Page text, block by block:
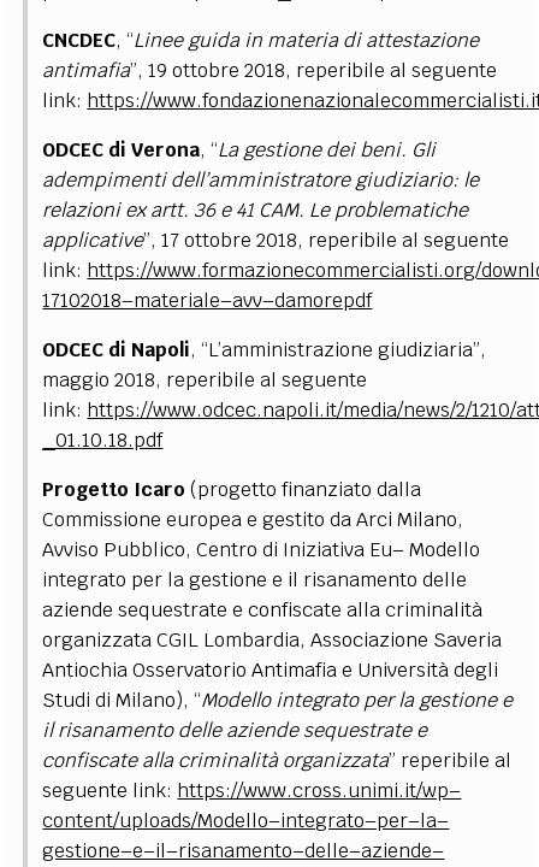
CNCDEC, “Linee guida in materia di attestazione
antimafia”, 19 ottobre 2018, reperibile al seguente
link: https://
ODCEC di Verona, “La gestione dei beni. Gli
adempimenti dell’amministratore giudiziario: le
relazioni ex artt. 36 e 41 CAM. Le problematiche
applicative”, 17 ottobre 2018, reperibile al seguente
link: https://www.formazionecommercialisti.org/
17102018–materiale–avv–damorepdf
ODCEC di Napoli, “L’amministrazione giudiziaria”,
maggio 2018, reperibile al seguente
link: https://www.odcec.napoli.it/media/news/2/1210/
_01.10.18.pdf
Progetto Icaro (progetto finanziato dalla
Commissione europea e gestito da Arci Milano,
Avviso Pubblico, Centro di Iniziativa Eu– Modello
integrato per la gestione e il risanamento delle
aziende sequestrate e confiscate alla criminalità
organizzata CGIL Lombardia, Associazione Saveria
Antiochia Osservatorio Antimafia e Università degli
Studi di Milano), “Modello integrato per la gestione e
il risanamento delle aziende sequestrate e
confiscate alla criminalità organizzata” reperibile al
seguente link: https://www.cross.unimi.it/wp–
content/uploads/Modello–integrato–per–la–
gestione–e–il–risanamento–delle–aziende–